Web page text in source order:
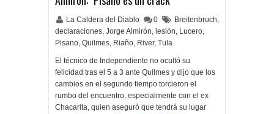
La Caldera del Diablo 0 Breitenbruch,
declaraciones, Jorge Almirón, lesión, Lucero,
Pisano, Quilmes, Riaño, River, Tula
El técnico de Independiente no ocultó su
felicidad tras el 5 a 3 ante Quilmes y dijo que los
cambios en el segundo tiempo torcieron el
rumbo del encuentro, especialmente con el ex
Chacarita, quien aseguró que tendrá su lugar